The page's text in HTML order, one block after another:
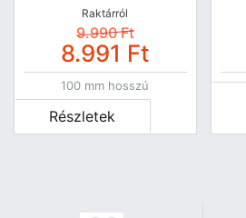
Raktárról
9.990Ft
8.991 Ft
100 mm hosszú
Részletek